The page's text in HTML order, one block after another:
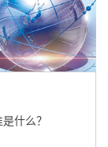
什么？